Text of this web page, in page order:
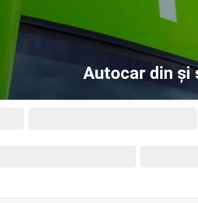
Autocar din și